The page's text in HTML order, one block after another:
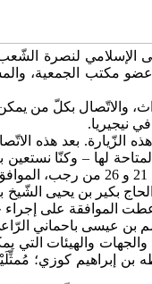
الإسلامي لنصرة
مكتب الجمعية،
والاتّصال بكلّ
نيجيريا.
بعد هذه
لها – وكنّا
بن عيسى باحماني
والهيئات التي
إبراهيم كوزي؛